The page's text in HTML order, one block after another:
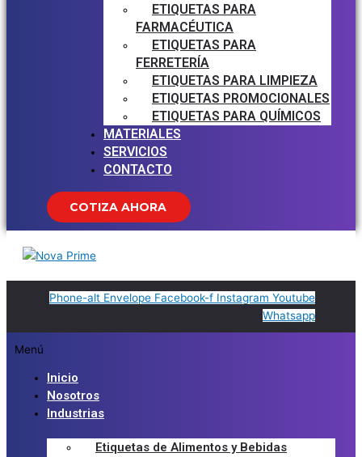
ETIQUETAS PARA
FARMACÉUTICA
ETIQUETAS PARA
FERRETERÍA
ETIQUETAS PARA LIMPIEZA
ETIQUETAS PROMOCIONALES
ETIQUETAS PARA QUÍMICOS
MATERIALES
SERVICIOS
CONTACTO
COTIZA AHORA
Phone-alt Envelope Facebook-f Instagram Youtube
Whatsapp
Menú
Inicio
Nosotros
Industrias
Etiquetas de Alimentos y Bebidas